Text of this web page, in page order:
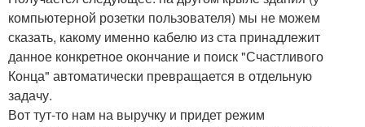
компьютерной розетки пользователя) мы не можем
сказать, какому именно кабелю из ста принадлежит
данное конкретное окончание и поиск "Счастливого
Конца" автоматически превращается в отдельную
задачу.
Вот тут-то нам на выручку и придет режим